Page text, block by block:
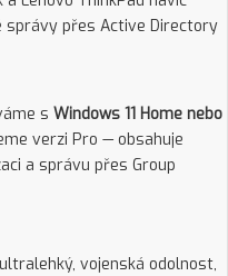
správy přes Active Directory
s Windows 11 Home nebo
verzi Pro — obsahuje
a správu přes Group
vojenská odolnost,